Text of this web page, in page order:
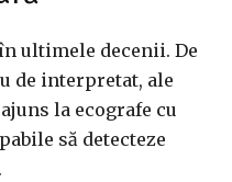
ultimele decenii. De
de interpretat, ale
la ecografe cu
să detecteze